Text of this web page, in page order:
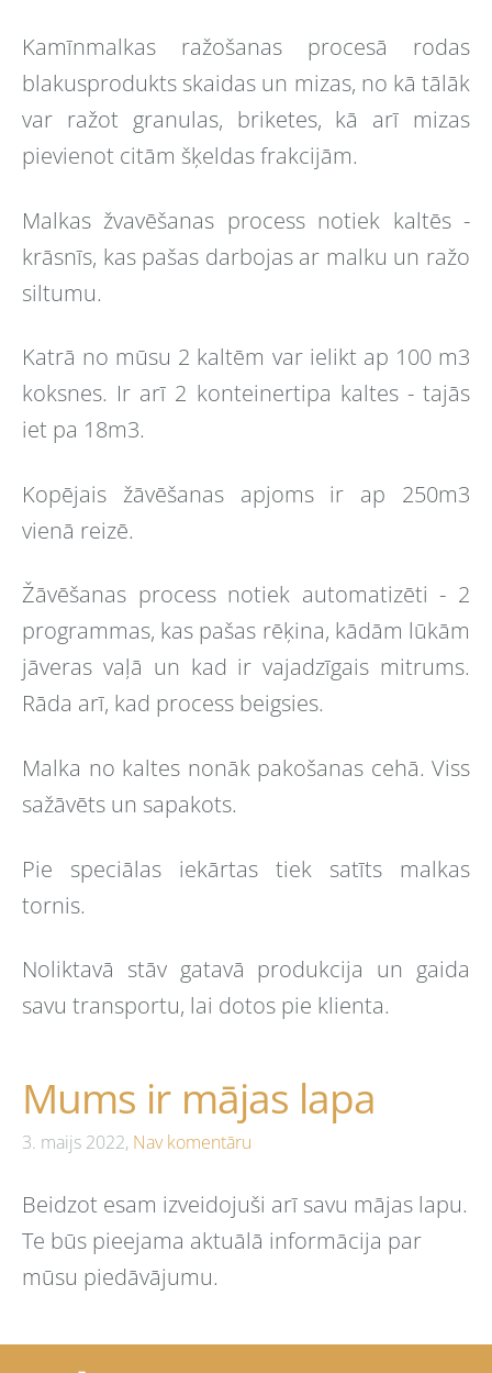
Kamīnmalkas ražošanas procesā rodas
blakusprodukts skaidas un mizas, no kā tālāk
var ražot granulas, briketes, kā arī mizas
pievienot citām šķeldas frakcijām.
Malkas žvavēšanas process notiek kaltēs -
krāsnīs, kas pašas darbojas ar malku un ražo
siltumu.
Katrā no mūsu 2 kaltēm var ielikt ap 100 m3
koksnes. Ir arī 2 konteinertipa kaltes - tajās
iet pa 18m3.
Kopējais žāvēšanas apjoms ir ap 250m3
vienā reizē.
Žāvēšanas process notiek automatizēti - 2
programmas, kas pašas rēķina, kādām lūkām
jāveras vaļā un kad ir vajadzīgais mitrums.
Rāda arī, kad process beigsies.
Malka no kaltes nonāk pakošanas cehā. Viss
sažāvēts un sapakots.
Pie speciālas iekārtas tiek satīts malkas
tornis.
Noliktavā stāv gatavā produkcija un gaida
savu transportu, lai dotos pie klienta.
Mums ir mājas lapa
3. maijs 2022, Nav komentāru
Beidzot esam izveidojuši arī savu mājas lapu.
Te būs pieejama aktuālā informācija par
mūsu piedāvājumu.